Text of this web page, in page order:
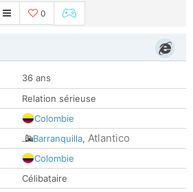
0
36 ans
Relation sérieuse
Colombie
Barranquilla, Atlantico
Colombie
Célibataire